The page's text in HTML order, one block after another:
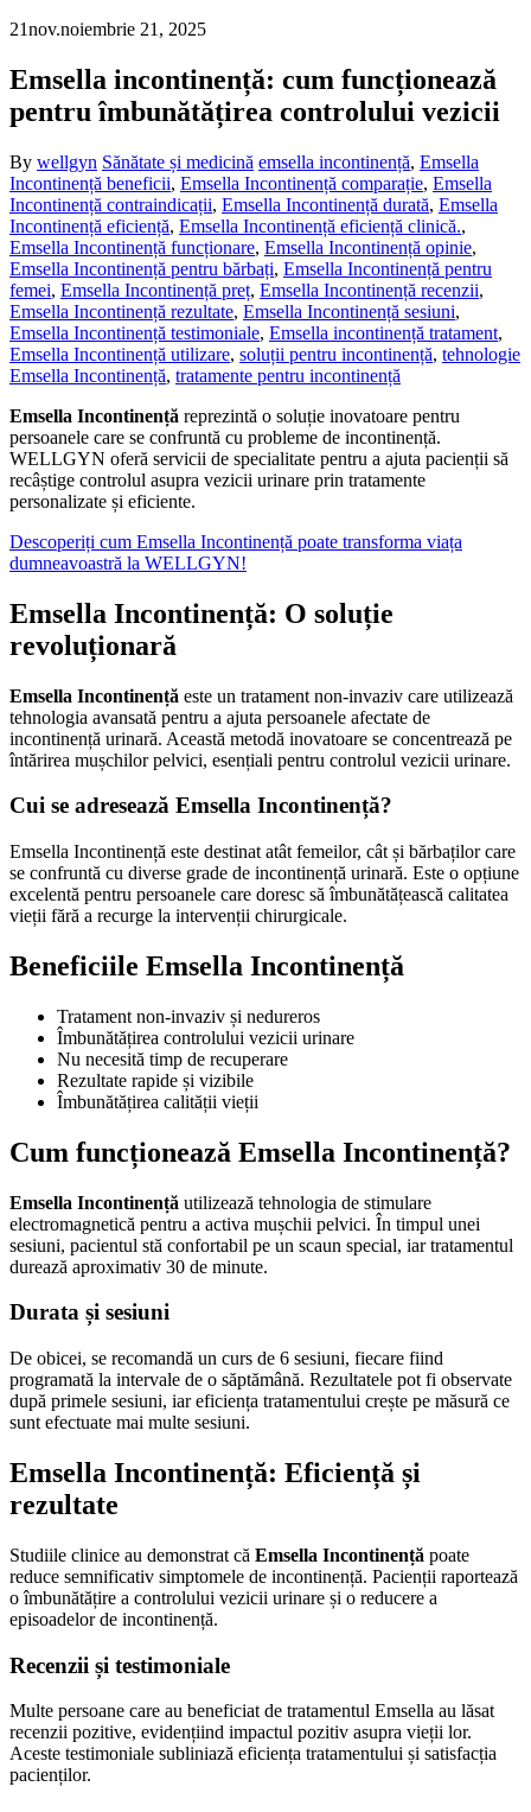
21nov.noiembrie 21, 2025
Emsella incontinență: cum funcționează
pentru îmbunătățirea controlului vezicii
By wellgyn Sănătate și medicină emsella incontinență, Emsella
Incontinență beneficii, Emsella Incontinență comparație, Emsella
Incontinență contraindicații, Emsella Incontinență durată, Emsella
Incontinență eficiență, Emsella Incontinență eficiență clinică.,
Emsella Incontinență funcționare, Emsella Incontinență opinie,
Emsella Incontinență pentru bărbați, Emsella Incontinență pentru
femei, Emsella Incontinență preț, Emsella Incontinență recenzii,
Emsella Incontinență rezultate, Emsella Incontinență sesiuni,
Emsella Incontinență testimoniale, Emsella incontinență tratament,
Emsella Incontinență utilizare, soluții pentru incontinență, tehnologie
Emsella Incontinență, tratamente pentru incontinență
Emsella Incontinență reprezintă o soluție inovatoare pentru
persoanele care se confruntă cu probleme de incontinență.
WELLGYN oferă servicii de specialitate pentru a ajuta pacienții să
recâștige controlul asupra vezicii urinare prin tratamente
personalizate și eficiente.
Descoperiți cum Emsella Incontinență poate transforma viața
dumneavoastră la WELLGYN!
Emsella Incontinență: O soluție
revoluționară
Emsella Incontinență este un tratament non-invaziv care utilizează
tehnologia avansată pentru a ajuta persoanele afectate de
incontinență urinară. Această metodă inovatoare se concentrează pe
întărirea mușchilor pelvici, esențiali pentru controlul vezicii urinare.
Cui se adresează Emsella Incontinență?
Emsella Incontinență este destinat atât femeilor, cât și bărbaților care
se confruntă cu diverse grade de incontinență urinară. Este o opțiune
excelentă pentru persoanele care doresc să îmbunătățească calitatea
vieții fără a recurge la intervenții chirurgicale.
Beneficiile Emsella Incontinență
Tratament non-invaziv și nedureros
Îmbunătățirea controlului vezicii urinare
Nu necesită timp de recuperare
Rezultate rapide și vizibile
Îmbunătățirea calității vieții
Cum funcționează Emsella Incontinență?
Emsella Incontinență utilizează tehnologia de stimulare
electromagnetică pentru a activa mușchii pelvici. În timpul unei
sesiuni, pacientul stă confortabil pe un scaun special, iar tratamentul
durează aproximativ 30 de minute.
Durata și sesiuni
De obicei, se recomandă un curs de 6 sesiuni, fiecare fiind
programată la intervale de o săptămână. Rezultatele pot fi observate
după primele sesiuni, iar eficiența tratamentului crește pe măsură ce
sunt efectuate mai multe sesiuni.
Emsella Incontinență: Eficiență și
rezultate
Studiile clinice au demonstrat că Emsella Incontinență poate
reduce semnificativ simptomele de incontinență. Pacienții raportează
o îmbunătățire a controlului vezicii urinare și o reducere a
episoadelor de incontinență.
Recenzii și testimoniale
Multe persoane care au beneficiat de tratamentul Emsella au lăsat
recenzii pozitive, evidențiind impactul pozitiv asupra vieții lor.
Aceste testimoniale subliniază eficiența tratamentului și satisfacția
pacienților.